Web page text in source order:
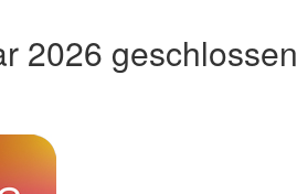
2026 geschlossen